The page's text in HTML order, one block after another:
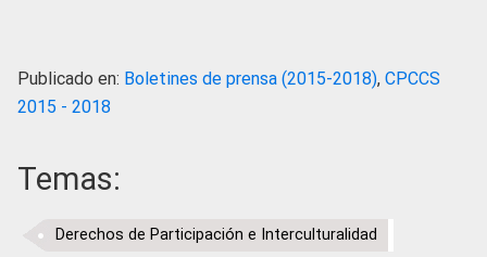
Publicado en: Boletines de prensa (2015-2018), CPCCS
2015 - 2018
Temas:
Derechos de Participación e Interculturalidad